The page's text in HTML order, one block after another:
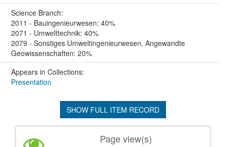
Science Branch:
2011 - Bauingenieurwesen: 40%
2071 - Umwelttechnik: 40%
2079 - Sonstiges Umweltingenieurwesen, Angewandte
Geowissenschaften: 20%
Appears in Collections:
Presentation
SHOW FULL ITEM RECORD
Page view(s)